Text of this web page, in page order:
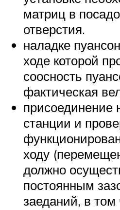
матриц в
отверстия.
наладке
ходе которой
соосность
фактическая
присоединение
станции и
ходу
должно
постоянным
заеданий, в том